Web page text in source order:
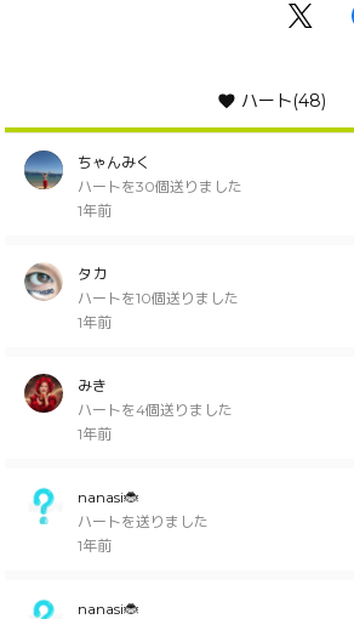
ハート(48)
ちゃんみく
ハートを30個送りました
1年前
タカ
ハートを10個送りました
1年前
みき
ハートを4個送りました
1年前
nanasi🐞
ハートを送りました
1年前
nanasi🐞